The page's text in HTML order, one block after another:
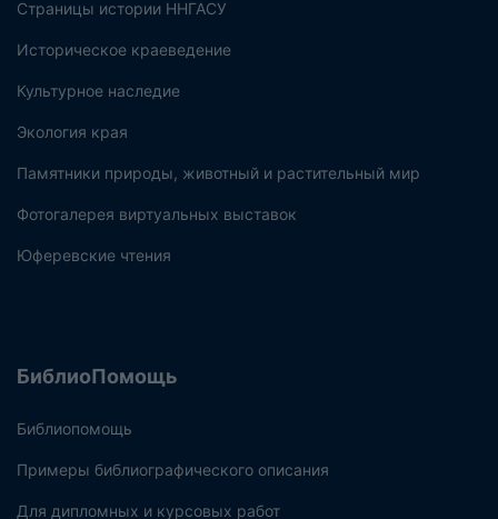
Страницы истории ННГАСУ
Историческое краеведение
Культурное наследие
Экология края
Памятники природы, животный и растительный мир
Фотогалерея виртуальных выставок
Юферевские чтения
БиблиоПомощь
Библиопомощь
Примеры библиографического описания
Для дипломных и курсовых работ